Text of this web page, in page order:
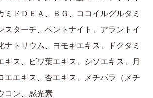
ミドＤＥＡ、ＢＧ、ココイルグルタミ
スターチ、ベントナイト、アラントイ
ナトリウム、ヨモギエキス、ドクダミ
キス、ビワ葉エキス、シソエキス、月
エエキス、杏エキス、メチパラ（メチ
コン、感光素